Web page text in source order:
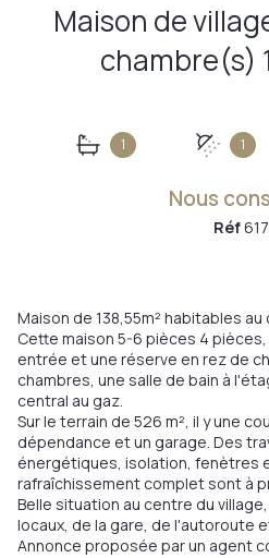
Maison de village 5 pièce(s)
1 1
Nous
Réf
Maison de 138,55m² habitables
Cette maison 5-6 pièces 4 pièces,
entrée et une réserve en rez de
chambres, une salle de bain à
central au gaz.
Sur le terrain de 526 m², il y une
dépendance et un garage. Des
énergétiques, isolation, fenètres
rafraîchissement complet sont à
Belle situation au centre du
locaux, de la gare, de l'autoroute
Annonce proposée par un agent